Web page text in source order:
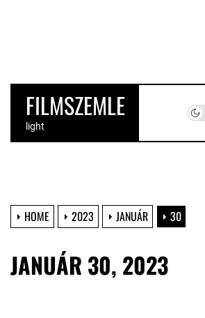
FILMSZEMLE
light
HOME 2023 JANUÁR 30
JANUÁR 30, 2023